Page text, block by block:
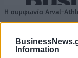
Information
Η συμφωνία Arval-
VW: Η δύσκολη